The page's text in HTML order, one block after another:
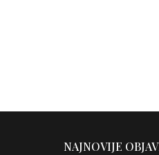
NAJNOVIJE